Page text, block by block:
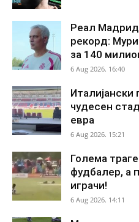
Реал Мадрид
рекорд:
за 140
6 Aug 2026. 16:40
чудесен
евра
6 Aug 2026. 15:21
Голема
фудбалер, а
играчи!
6 Aug 2026. 14:11